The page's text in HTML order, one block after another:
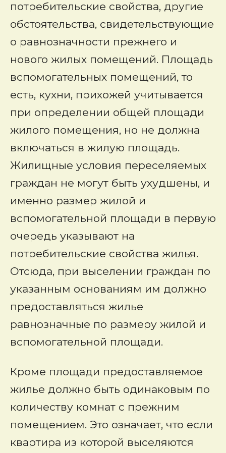
потребительские свойства, другие
обстоятельства, свидетельствующие
о равнозначности прежнего и
нового жилых помещений. Площадь
вспомогательных помещений, то
есть, кухни, прихожей учитывается
при определении общей площади
жилого помещения, но не должна
включаться в жилую площадь.
Жилищные условия переселяемых
граждан не могут быть ухудшены, и
именно размер жилой и
вспомогательной площади в первую
очередь указывают на
потребительские свойства жилья.
Отсюда, при выселении граждан по
указанным основаниям им должно
предоставляться жилье
равнозначные по размеру жилой и
вспомогательной площади.
Кроме площади предоставляемое
жилье должно быть одинаковым по
количеству комнат с прежним
помещением. Это означает, что если
квартира из которой выселяются